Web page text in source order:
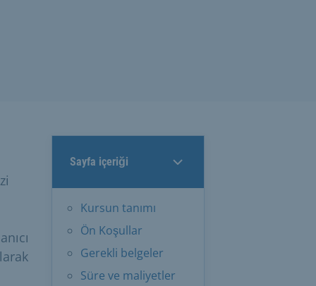
Sayfa içeriği
Kursun tanımı
Ön Koşullar
Gerekli belgeler
Süre ve maliyetler